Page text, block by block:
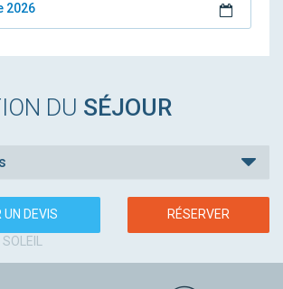
2026
DU SÉJOUR
UN DEVIS
RÉSERVER